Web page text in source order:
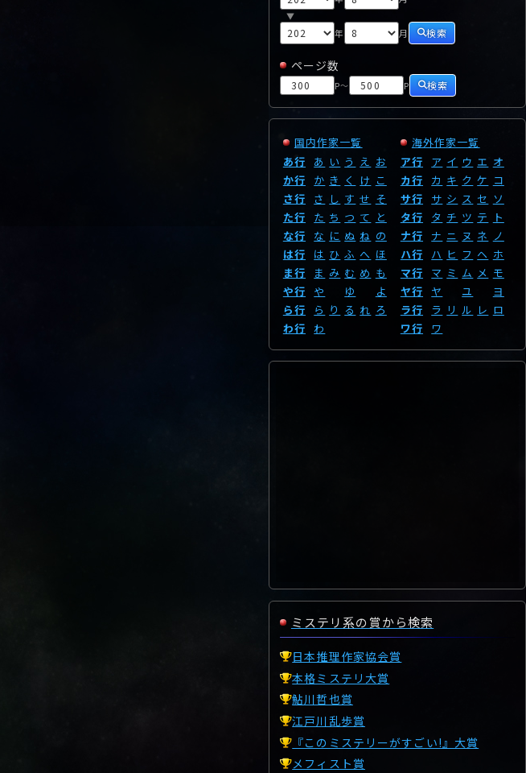
▼
年 月 検索
ページ数
P～ P 検索
国内作家一覧
あ行
あ い う え お
か行
か き く け こ
さ行
さ し す せ そ
た行
た ち つ て と
な行
な に ぬ ね の
は行
は ひ ふ へ ほ
ま行
ま み む め も
や行
や ゆ
よ
ら行
ら り る れ ろ
わ行 わ
海外作家一覧
ア行
ア イ ウ エ オ
カ行
カ キ ク ケ コ
サ行
サ シ ス セ ソ
タ行
タ チ ツ テ
ト
ナ行
ナ ニ ヌ ネ ノ
ハ行
ハ ヒ フ ヘ ホ
マ行
マ ミ ム メ モ
ヤ行
ヤ ユ
ヨ
ラ行
ラ リ ル レ ロ
ワ行
ワ
ミステリ系の賞から検索
日本推理作家協会賞
本格ミステリ大賞
鮎川哲也賞
江戸川乱歩賞
『このミステリーがすごい!』大賞
メフィスト賞